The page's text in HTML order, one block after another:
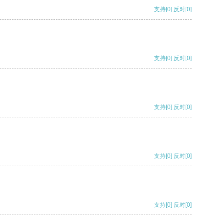
支持[0] 反对[0]
支持[0] 反对[0]
支持[0] 反对[0]
支持[0] 反对[0]
支持[0] 反对[0]